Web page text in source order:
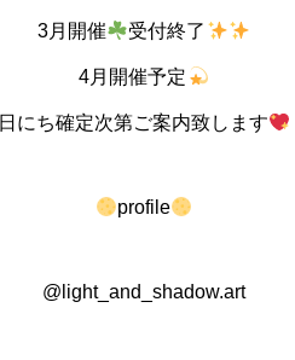
3月開催 受付終了
4月開催予定
日にち確定次第ご案内致します
profile
@light_and_shadow.art